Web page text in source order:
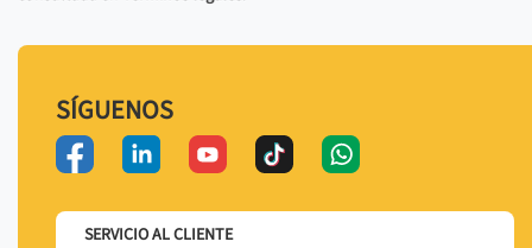
SÍGUENOS
SERVICIO AL CLIENTE